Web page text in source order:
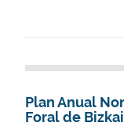
Plan Anual
Foral de